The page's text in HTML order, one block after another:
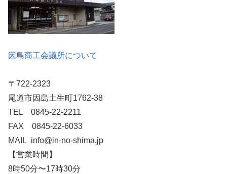
因島商工会議所について
〒722-2323
尾道市因島土生町1762-38
TEL 0845-22-2211
FAX 0845-22-6033
MAIL info@in-no-shima.jp
【営業時間】
8時50分〜17時30分